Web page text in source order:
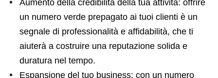
Aumento della credibilità della tua attività: offrire
un numero verde prepagato ai tuoi clienti è un
segnale di professionalità e affidabilità, che ti
aiuterà a costruire una reputazione solida e
duratura nel tempo.
Espansione del tuo business: con un numero